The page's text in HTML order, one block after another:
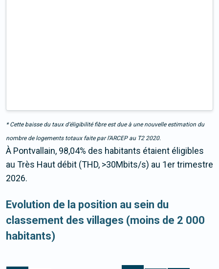
* Cette baisse du taux d’éligibilité fibre est due à une nouvelle estimation du
nombre de logements totaux faite par l’ARCEP au T2 2020.
À Pontvallain, 98,04% des habitants étaient éligibles
au Très Haut débit (THD, >30Mbits/s) au 1er trimestre
2026.
Evolution de la position au sein du
classement des villages (moins de 2 000
habitants)